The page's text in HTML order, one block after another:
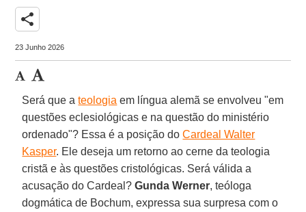
share
23 Junho 2026
Será que ateologia em língua alemã se envolveu "em
questões eclesiológicas e na questão do ministério
ordenado"? Essa é a posição doCardeal Walter
Kasper. Ele deseja um retorno ao cerne da teologia
cristã e às questões cristológicas. Será válida a
acusação do Cardeal?Gunda Werner, teóloga
dogmática de Bochum, expressa sua surpresa com o